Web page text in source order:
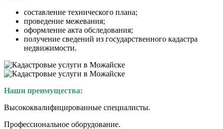
составление технического плана;
проведение межевания;
оформление акта обследования;
получение сведений из государственного кадастра
недвижимости.
Наши преимущества:
Высококвалифицированные специалисты.
Профессиональное оборудование.